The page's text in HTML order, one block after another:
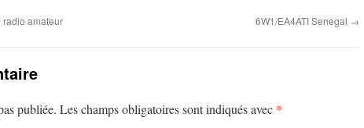
radio amateur 6W1/EA4ATI Senegal →
publiée. Les champs obligatoires sont indiqués avec *